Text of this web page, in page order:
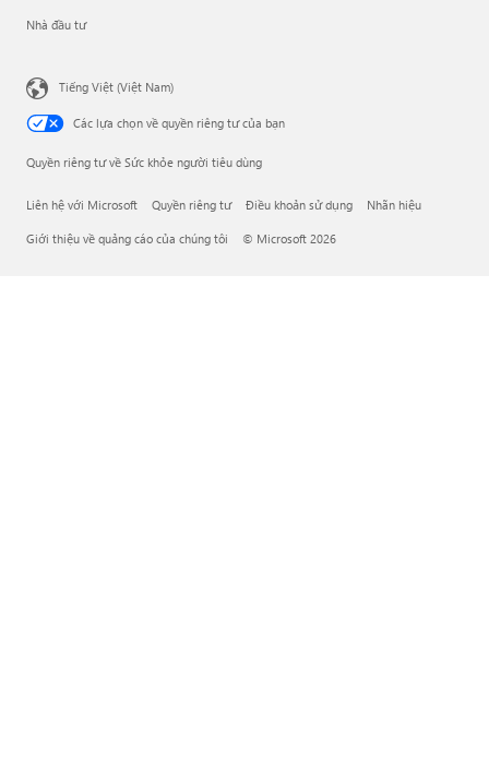
Nhà đầu tư
Tiếng Việt (Việt Nam)
Các lựa chọn về quyền riêng tư của bạn
Quyền riêng tư về Sức khỏe người tiêu dùng
Liên hệ với Microsoft Quyền riêng tư Điều khoản sử dụng Nhãn hiệu
Giới thiệu về quảng cáo của chúng tôi © Microsoft 2026